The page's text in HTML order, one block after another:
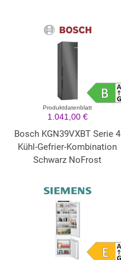
Produktdatenblatt
1.041,00 €
Bosch KGN39VXBT Serie 4
Kühl-Gefrier-Kombination
Schwarz NoFrost